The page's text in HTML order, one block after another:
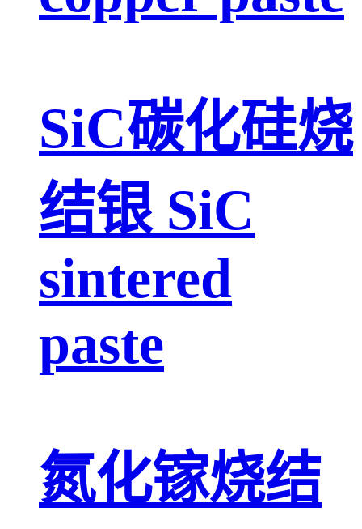
SiC碳化硅烧
结银 SiC
sintered
paste
氮化镓烧结